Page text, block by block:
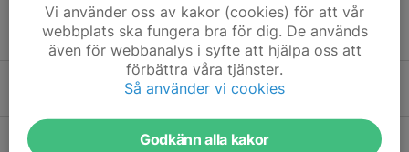
Harald Westberg
Harry Svensson
Henning Holmner
Vi använder oss av kakor (cookies) för att vår
webbplats ska fungera bra för dig. De används
även för webbanalys i syfte att hjälpa oss att
förbättra våra tjänster.
Så använder vi cookies
Godkänn alla kakor